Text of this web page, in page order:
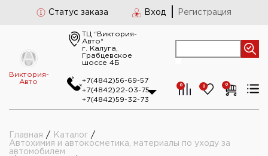
Статус заказа Вход Регистрация
Виктория-
Авто
ТЦ “Виктория-
Авто“
г. Калуга,
Грабцевское
шоссе 4Б
+7(4842)56-69-57
+7(4842)22-03-75
+7(4842)59-32-73
0 0 0
Главная / Каталог /
Автохимия и автокосметика, материалы по уходу за
автомобилем